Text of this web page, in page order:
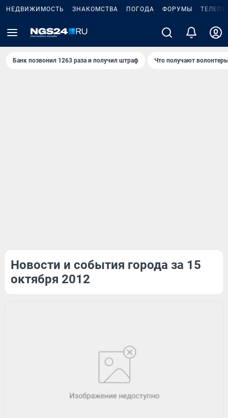
НЕДВИЖИМОСТЬ ЗНАКОМСТВА ПОГОДА ФОРУМЫ
Банк позвонил 1263 раза и получил штраф Что получают
Новости и события города за 15
октября 2012